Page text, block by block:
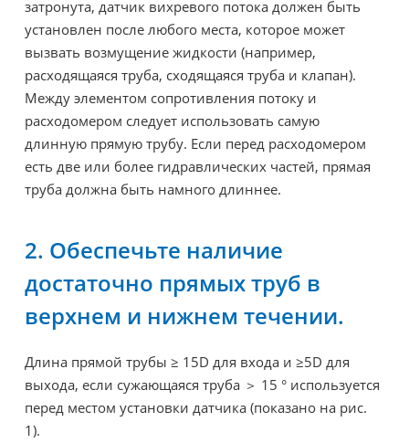
затронута, датчик вихревого потока должен быть
установлен после любого места, которое может
вызвать возмущение жидкости (например,
расходящаяся труба, сходящаяся труба и клапан).
Между элементом сопротивления потоку и
расходомером следует использовать самую
длинную прямую трубу. Если перед расходомером
есть две или более гидравлических частей, прямая
труба должна быть намного длиннее.
2. Обеспечьте наличие
достаточно прямых труб в
верхнем и нижнем течении.
Длина прямой трубы ≥ 15D для входа и ≥5D для
выхода, если сужающаяся труба ＞ 15 ° используется
перед местом установки датчика (показано на рис.
1).